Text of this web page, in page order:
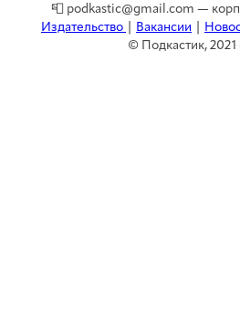
📮 podkastic@gmail.com —
Издательство
Вакансии
© Подкастик,